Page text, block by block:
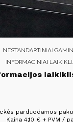
NESTANDARTINIAI
INFORMACINIAI
parduodamos
Kaina 4,10 €+ PVM /